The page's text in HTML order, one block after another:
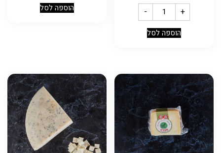
- +
הוספה לסל
הוספה לסל